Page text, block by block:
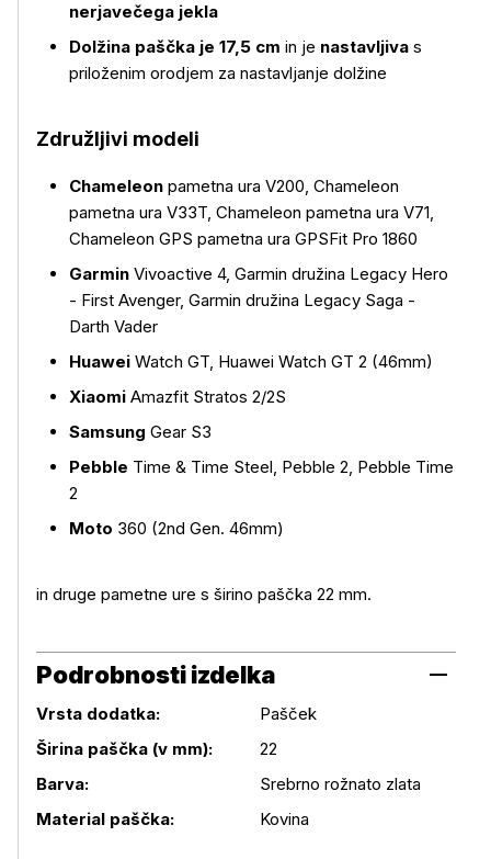
Več o izdelku
nerjavečega jekla
Dolžina paščka je 17,5 cm in je nastavljiva s
priloženim orodjem za nastavljanje dolžine
Združljivi modeli
Chameleon pametna ura V200, Chameleon
pametna ura V33T, Chameleon pametna ura V71,
Chameleon GPS pametna ura GPSFit Pro 1860
Garmin Vivoactive 4, Garmin družina Legacy Hero
- First Avenger, Garmin družina Legacy Saga -
Darth Vader
Huawei Watch GT, Huawei Watch GT 2 (46mm)
Xiaomi Amazfit Stratos 2/2S
Samsung Gear S3
Pebble Time & Time Steel, Pebble 2, Pebble Time
2
Moto 360 (2nd Gen. 46mm)
in druge pametne ure s širino paščka 22 mm.
Podrobnosti izdelka
Podrobnosti izdelka
Vrsta dodatka:
Pašček
Širina paščka (v mm):
22
Barva:
Srebrno rožnato zlata
Material paščka:
Kovina